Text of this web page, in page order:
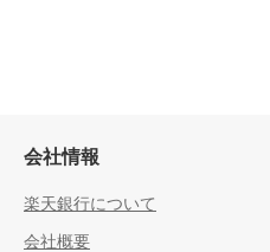
会社情報
楽天銀行について
会社概要